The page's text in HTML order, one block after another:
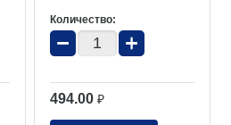
Количество:
− +
494.00 ₽